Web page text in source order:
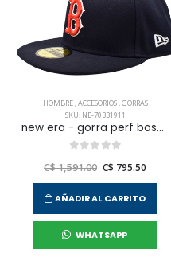
HOMBRE,ACCESORIOS,GORRAS
SKU: NE-70331911
new era - gorra perf boston red sox para hombre
C$ 1,591.00 C$ 795.50
AÑADIR AL CARRITO
WHATSAPP